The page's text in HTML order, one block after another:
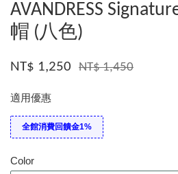
AVANDRESS
帽 (八色)
NT$ 1,250 NT$ 1,450
適用優惠
全館消費回饋金1%
Color